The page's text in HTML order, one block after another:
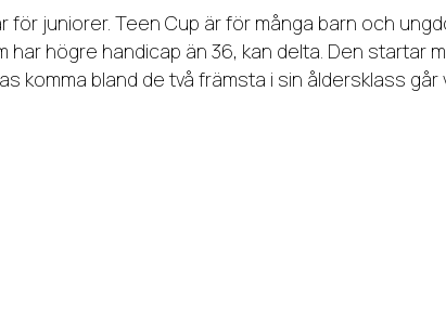
juniorer. Teen Cup är för många barn och
har högre handicap än 36, kan delta. Den startar
komma bland de två främsta i sin åldersklass går